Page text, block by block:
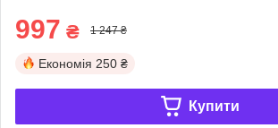
997 ₴ 1 247 ₴
Економія 250 ₴
Купити